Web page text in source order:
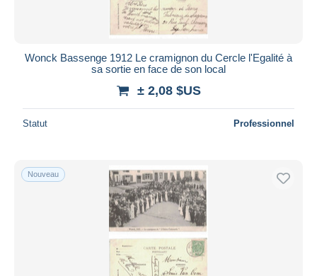
Wonck Bassenge 1912 Le cramignon du Cercle l'Egalité à
sa sortie en face de son local
± 2,08 $US
Statut Professionnel
Nouveau